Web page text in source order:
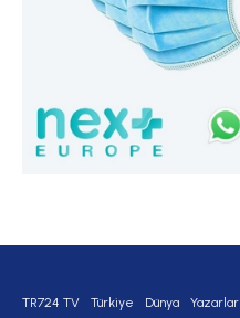
TR724 TV Türkiye Dünya Yazarlar